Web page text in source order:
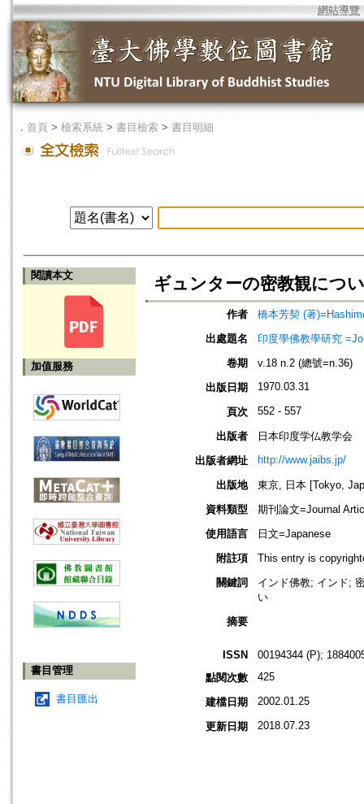
網站導覽
． 首頁 > 檢索系統 > 書目檢索 > 書目明細
閱讀本文
加值服務
書目管理
書目匯出
ギュンターの密教観につ
作者
橋本芳契 (著
出處題名
印度學佛教學研究
卷期
v.18 n.2 (總號=n.36)
出版日期
1970.03.31
頁次 552 - 557
出版者
日本印度学仏教学会
出版者網址
http://www.jaibs.jp/
出版地
東京, 日本 [Tokyo,
資料類型
期刊論文=Journal
使用語言
日文=Japanese
附註項
This entry is
關鍵詞
インド佛教; インド;
い
摘要
ISSN
00194344 (P);
點閱次數
425
建檔日期 2002.01.25
更新日期 2018.07.23